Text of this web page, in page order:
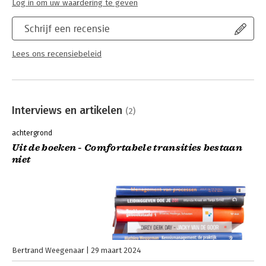
Schrijf een recensie
Lees ons recensiebeleid
Log in om uw waardering te geven
Interviews en artikelen (2)
achtergrond
Uit de boeken - Comfortabele transities bestaan
niet
Bertrand Weegenaar 29 maart 2024